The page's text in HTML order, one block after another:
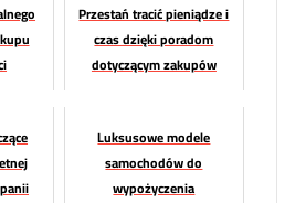
Przestań tracić pieniądze i
czas dzięki poradom
dotyczącym zakupów
Luksusowe modele
samochodów do
wypożyczenia